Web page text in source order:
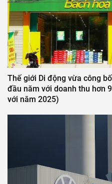
Thế giới Di động vừa công
đầu năm với doanh thu hơn
với năm 2025)